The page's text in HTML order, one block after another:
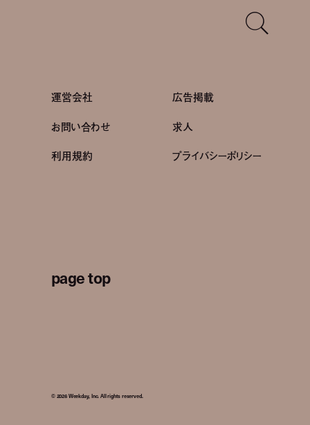
運営会社
広告掲載
お問い合わせ
求人
利用規約
プライバシーポリシー
page top
© 2026 Weekday, Inc. All rights reserved.